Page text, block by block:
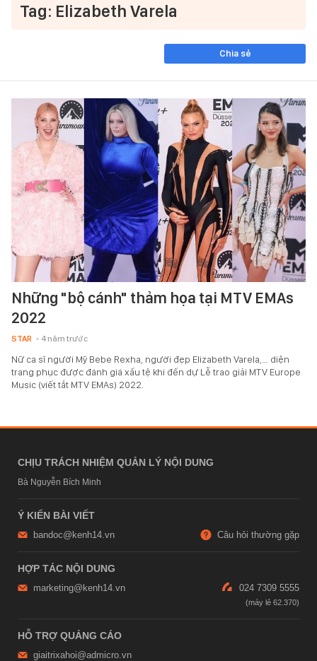
Tag: Elizabeth Varela
Chia sẻ
Những "bộ cánh" thảm họa tại MTV EMAs
2022
STAR - 4 năm trước
Nữ ca sĩ người Mỹ Bebe Rexha, người đẹp Elizabeth Varela,… diện
trang phục được đánh giá xấu tệ khi đến dự Lễ trao giải MTV Europe
Music (viết tắt MTV EMAs) 2022.
CHỊU TRÁCH NHIỆM QUẢN LÝ NỘI DUNG
Bà Nguyễn Bích Minh
Ý KIẾN BÀI VIẾT
bandoc@kenh14.vn Câu hỏi thường gặp
HỢP TÁC NỘI DUNG
marketing@kenh14.vn 024 7309 5555
HỖ TRỢ QUẢNG CÁO
giaitrixahoi@admicro.vn